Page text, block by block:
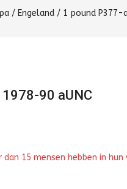
/ Engeland / 1 pound P377-
90 aUNC
dan 15 mensen hebben in hun